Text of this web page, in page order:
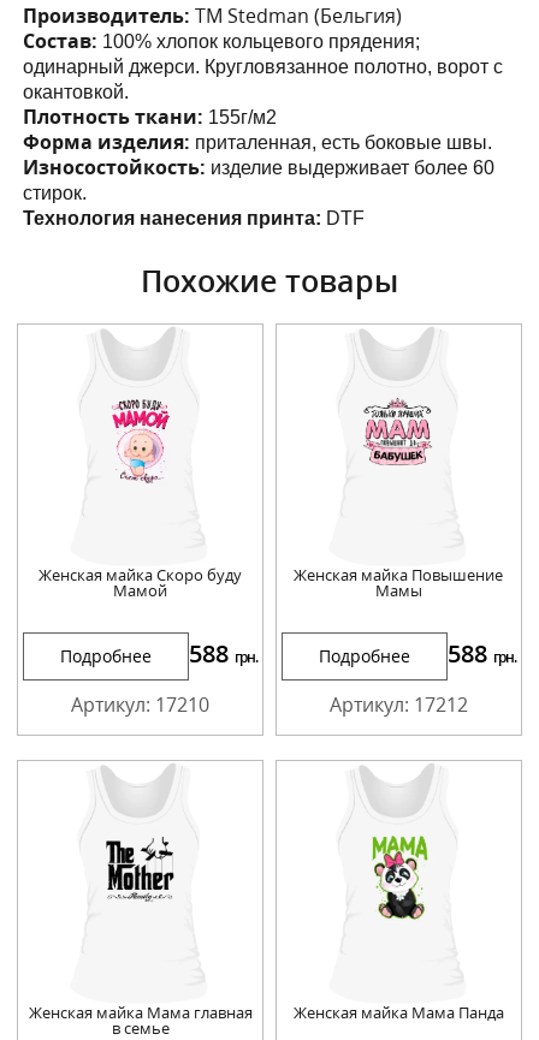
Производитель:ТМ Stedman (Бельгия)
Состав: 100% хлопок кольцевого прядения;
одинарный джерси. Кругловязанное полотно, ворот с
окантовкой.
Плотность ткани: 155г/м2
Форма изделия: приталенная, есть боковые швы.
Износостойкость: изделие выдерживает более 60
стирок.
Технология нанесения принта: DTF
Похожие товары
Женская майка Скоро буду
Мамой
Подробнее 588 грн.
Артикул: 17210
Женская майка Повышение
Мамы
Подробнее 588 грн.
Артикул: 17212
Женская майка Мама главная
в семье
Женская майка Мама Панда